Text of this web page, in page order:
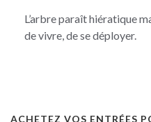
L’arbre paraît hiératique
de vivre, de se déployer.
ACHETEZ VOS ENTRÉES